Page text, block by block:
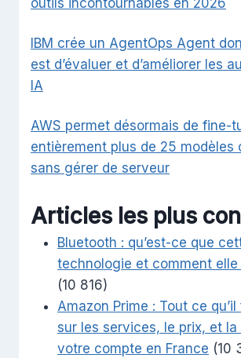
outils incontournables en 2026
IBM crée un AgentOps Agent
est d’évaluer et d’améliorer les
IA
AWS permet désormais de fine-
entièrement plus de 25 modèles
sans gérer de serveur
Articles les plus
Bluetooth : qu’est-ce que
technologie et comment
(10 816)
Amazon Prime : Tout ce
sur les services, le prix, et
votre compte en France (10